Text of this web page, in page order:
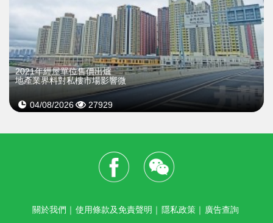
2021年經屋單位售價出爐
地產業界料對私樓市場影響微
04/08/2026 27929
關於我們 ｜ 使用條款及免責聲明 ｜ 隱私政策 ｜ 廣告查詢